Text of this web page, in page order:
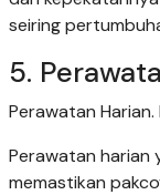
seiring
5.
Perawatan Harian.
Perawatan harian
memastikan